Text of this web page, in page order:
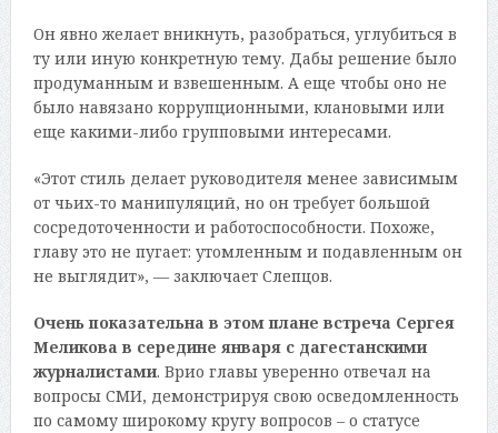
Он явно желает вникнуть, разобраться, углубиться в
ту или иную конкретную тему. Дабы решение было
продуманным и взвешенным. А еще чтобы оно не
было навязано коррупционными, клановыми или
еще какими-либо групповыми интересами.
«Этот стиль делает руководителя менее зависимым
от чьих-то манипуляций, но он требует большой
сосредоточенности и работоспособности. Похоже,
главу это не пугает: утомленным и подавленным он
не выглядит», — заключает Слепцов.
Очень показательна в этом плане встреча Сергея
Меликова в середине января с дагестанскими
журналистами. Врио главы уверенно отвечал на
вопросы СМИ, демонстрируя свою осведомленность
по самому широкому кругу вопросов – о статусе